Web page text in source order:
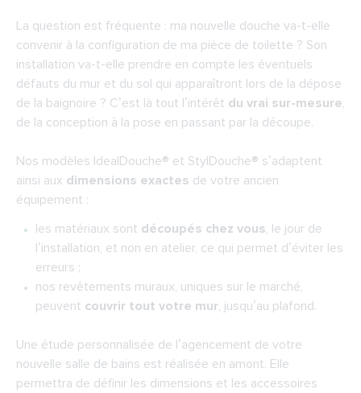
La question est fréquente : ma nouvelle douche va-t-elle
convenir à la configuration de ma pièce de toilette ? Son
installation va-t-elle prendre en compte les éventuels
défauts du mur et du sol qui apparaîtront lors de la dépose
de la baignoire ? C’est là tout l’intérêt du vrai sur-mesure,
de la conception à la pose en passant par la découpe.
Nos modèles IdealDouche® et StylDouche® s’adaptent
ainsi aux dimensions exactes de votre ancien
équipement :
les matériaux sont découpés chez vous, le jour de
l’installation, et non en atelier, ce qui permet d’éviter les
erreurs ;
nos revêtements muraux, uniques sur le marché,
peuvent couvrir tout votre mur, jusqu’au plafond.
Une étude personnalisée de l’agencement de votre
nouvelle salle de bains est réalisée en amont. Elle
permettra de définir les dimensions et les accessoires